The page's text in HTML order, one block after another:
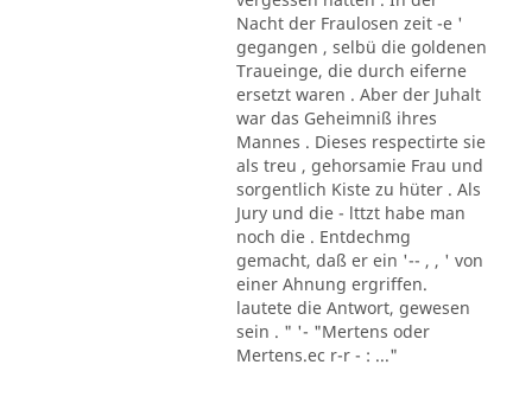
Nacht der Fraulosen zeit -e '
gegangen , selbü die goldenen
Traueinge, die durch eiferne
ersetzt waren . Aber der Juhalt
war das Geheimniß ihres
Mannes . Dieses respectirte sie
als treu , gehorsamie Frau und
sorgentlich Kiste zu hüter . Als
Jury und die - lttzt habe man
noch die . Entdechmg
gemacht, daß er ein '-- , , ' von
einer Ahnung ergriffen.
lautete die Antwort, gewesen
sein . " '- "Mertens oder
Mertens.ec r-r - : ..."